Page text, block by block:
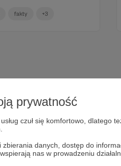
prywatność
czuł się komfortowo, dlatego
danych, dostęp do
nas w prowadzeniu
nowe teorie na temat
i kto na niej korzysta.
fakty +3